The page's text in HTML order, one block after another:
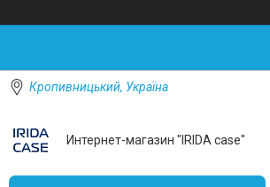
Кропивницький, Україна
Интернет-магазин "IRIDA case"